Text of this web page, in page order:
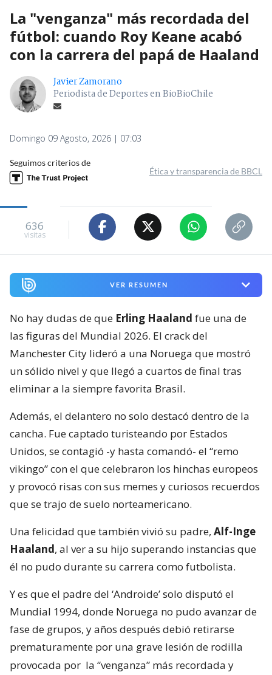
La "venganza" más recordada del
fútbol: cuando Roy Keane acabó
con la carrera del papá de Haaland
Javier Zamorano
Periodista de Deportes en BioBioChile
Domingo 09 Agosto, 2026 | 07:03
Seguimos criterios de
Ética y transparencia de BBCL
636
visitas
VER RESUMEN
No hay dudas de que Erling Haaland fue una de
las figuras del Mundial 2026. El crack del
Manchester City lideró a una Noruega que mostró
un sólido nivel y que llegó a cuartos de final tras
eliminar a la siempre favorita Brasil.
Además, el delantero no solo destacó dentro de la
cancha. Fue captado turisteando por Estados
Unidos, se contagió -y hasta comandó- el “remo
vikingo” con el que celebraron los hinchas europeos
y provocó risas con sus memes y curiosos recuerdos
que se trajo de suelo norteamericano.
Una felicidad que también vivió su padre, Alf-Inge
Haaland, al ver a su hijo superando instancias que
él no pudo durante su carrera como futbolista.
Y es que el padre del ‘Androide’ solo disputó el
Mundial 1994, donde Noruega no pudo avanzar de
fase de grupos, y años después debió retirarse
prematuramente por una grave lesión de rodilla
provocada por la “venganza” más recordada y